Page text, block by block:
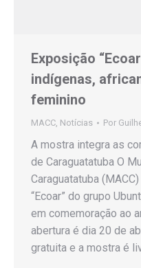
Exposição
indígenas,
feminino
MACC, Notícias Por
A mostra integra as
de Caraguatatuba O
Caraguatatuba
“Ecoar” do grupo
em comemoração ao
abertura é dia 20 de
gratuita e a mostra é